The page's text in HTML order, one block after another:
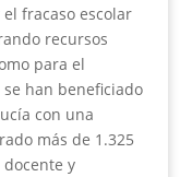
fracaso escolar
recursos
para el
han beneficiado
con una
más de 1.325
y